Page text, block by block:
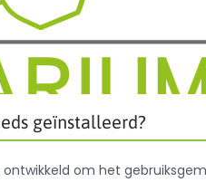
geïnstalleerd?
om het